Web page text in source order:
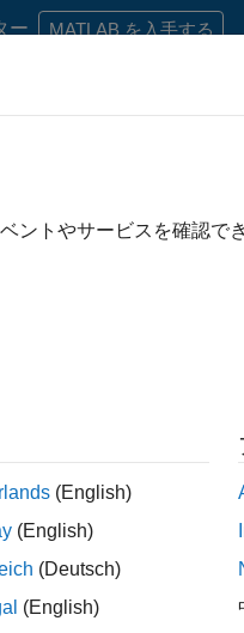
ー MATLAB を入手する
ポート インサイド セールス
域ですべての求人を見
ントやサービスを確認で
(English)
(English)
(Deutsch)
(English)